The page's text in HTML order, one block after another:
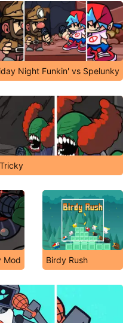
Night Funkin' vs Spelunky
Mod Birdy Rush